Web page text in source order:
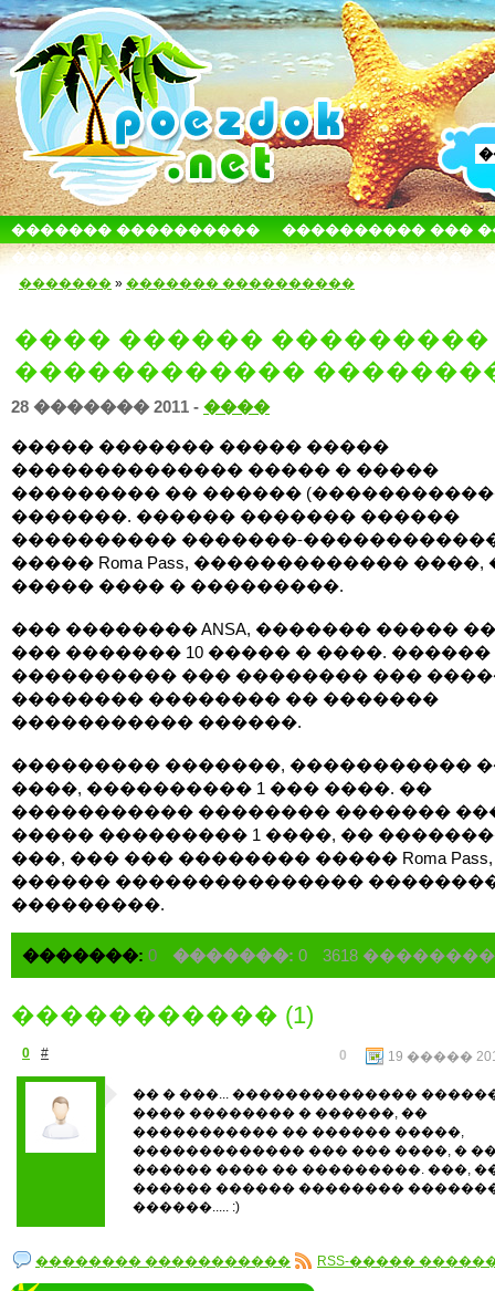
������� ����������
���������� ���
������������� ������
����� � ����
������� » ������� ����������
���� ������ ���������
������������
28 ������� 2011 - ����
����� ������� ����� �����
�������������� ����� � �����
��������� �� ������
�������. ������ ������� ������
���������� �������-
����� Roma Pass, ������������� ����,
����� ���� � ���������.
��� �������� ANSA, ������� �����
��� ������� 10 ����� � ����. ������
���������� ��� �������� ���
�������� �������� �� �������
����������� ������.
��������� �������, �����������
����, ���������� 1 ��� ����. ��
����������� �������� �������
����� ��������� 1 ����, ��
���, ��� ��� �������� ����� Roma
������ ���������������
���������.
�������: 0 �������: 0 3618
����������� (1)
0 # 19 �����
0
�� � ���... ��������������
���� �������� � ������, ��
����������� �� ������ �����,
������������� ��� ��� ����, �
������ ���� �� ���������. ���,
������ ������ ��������
������..... :)
�������� ����������� RSS-�����